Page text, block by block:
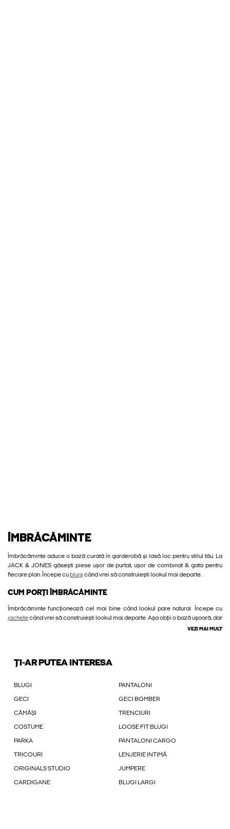
ÎMBRĂCĂMINTE
Îmbrăcăminte aduce o bază curată în garderobă și lasă loc pentru stilul tău. La
JACK & JONES găsești piese ușor de purtat, ușor de combinat & gata pentru
fiecare plan. Începe cu blugi când vrei să construiești lookul mai departe.
CUM PORȚI ÎMBRĂCĂMINTE
Îmbrăcăminte funcționează cel mai bine când lookul pare natural. Începe cu
jachetecând vrei să construiești lookul mai departe. Așa obții o bază ușoară, dar
VEZI MAI MULT
ȚI-AR PUTEA INTERESA
BLUGI PANTALONI
GECI GECI BOMBER
CĂMĂȘI TRENCIURI
COSTUME LOOSE FIT BLUGI
PARKA PANTALONI CARGO
TRICOURI LENJERIE INTIMĂ
ORIGINALS STUDIO JUMPERE
CARDIGANE BLUGI LARGI